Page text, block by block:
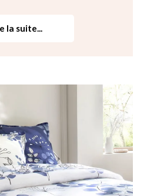
choisir quand on a des
la suite...